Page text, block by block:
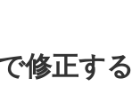
修正する